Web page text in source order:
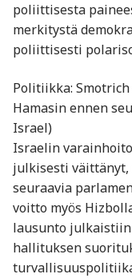
poliittisesta
merkitystä
poliittisesti
Politiikka:
Hamasin ennen
Israel)
Israelin
julkisesti väittänyt,
seuraavia
voitto myös
lausunto
hallituksen